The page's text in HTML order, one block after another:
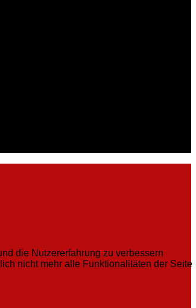
die Nutzererfahrung zu verbessern
nicht mehr alle Funktionalitäten der Seite